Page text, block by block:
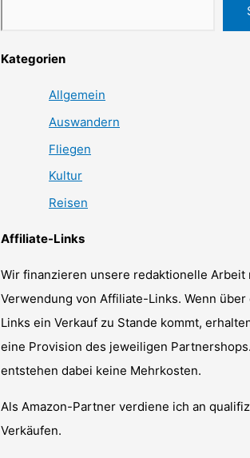
Kategorien
Allgemein
Auswandern
Fliegen
Kultur
Reisen
Affiliate-Links
Wir finanzieren unsere redaktionelle Arbeit
Verwendung von Affiliate-Links. Wenn über
Links ein Verkauf zu Stande kommt,
eine Provision des jeweiligen
entstehen dabei keine Mehrkosten.
Als Amazon-Partner verdiene ich an
Verkäufen.